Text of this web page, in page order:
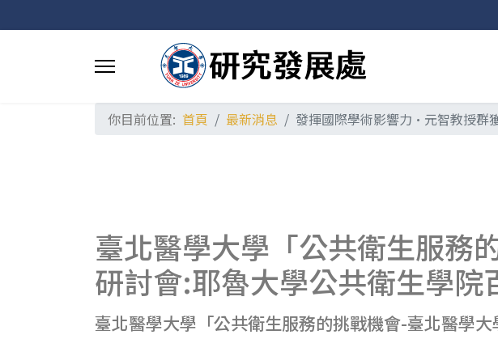
你目前位置: 首頁 最新消息 發揮國際學術影響力•元智教授群
臺北醫學大學「公共衛生服務
研討會:耶魯大學公共衛生學院
臺北醫學大學「公共衛生服務的挑戰機會-臺北醫學